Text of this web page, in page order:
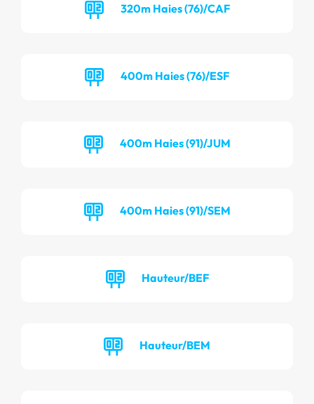
320m Haies (76)/CAF
400m Haies (76)/ESF
400m Haies (91)/JUM
400m Haies (91)/SEM
Hauteur/BEF
Hauteur/BEM